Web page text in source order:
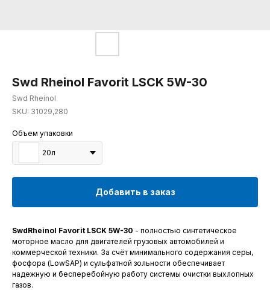
Swd Rheinol Favorit LSCK 5W-30
Swd Rheinol
SKU: 31029,280
Объем упаковки
20л
Добавить в заказ
SwdRheinol Favorit LSCK 5W-30 - полностью синтетическое
моторное масло для двигателей грузовых автомобилей и
коммерческой техники. За счёт минимального содержания серы,
фосфора (LowSAP) и сульфатной зольности обеспечивает
надежную и бесперебойную работу системы очистки выхлопных
газов.